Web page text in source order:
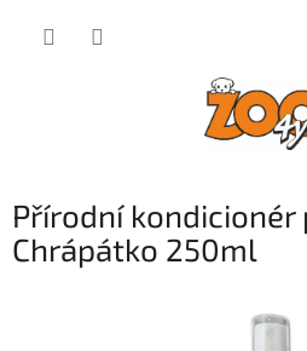
Přírodní kondicionér
Chrápátko 250ml